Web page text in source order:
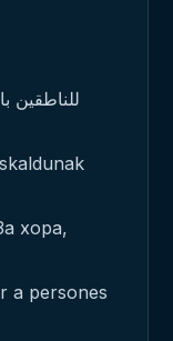
хора,
a persones